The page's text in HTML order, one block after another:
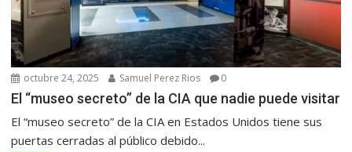
octubre 24, 2025 Samuel Perez Rios 0
El “museo secreto” de la CIA que nadie puede visitar
El “museo secreto” de la CIA en Estados Unidos tiene sus
puertas cerradas al público debido...